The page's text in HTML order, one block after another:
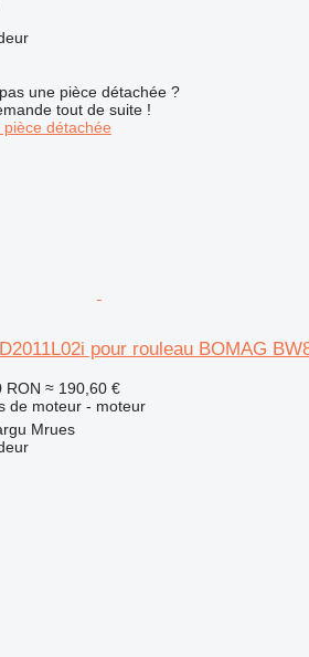
une pièce détachée ?
tout de suite !
détachée
pour rouleau BOMAG
RON ≈ 190,60 €
de moteur - moteur
Mrues